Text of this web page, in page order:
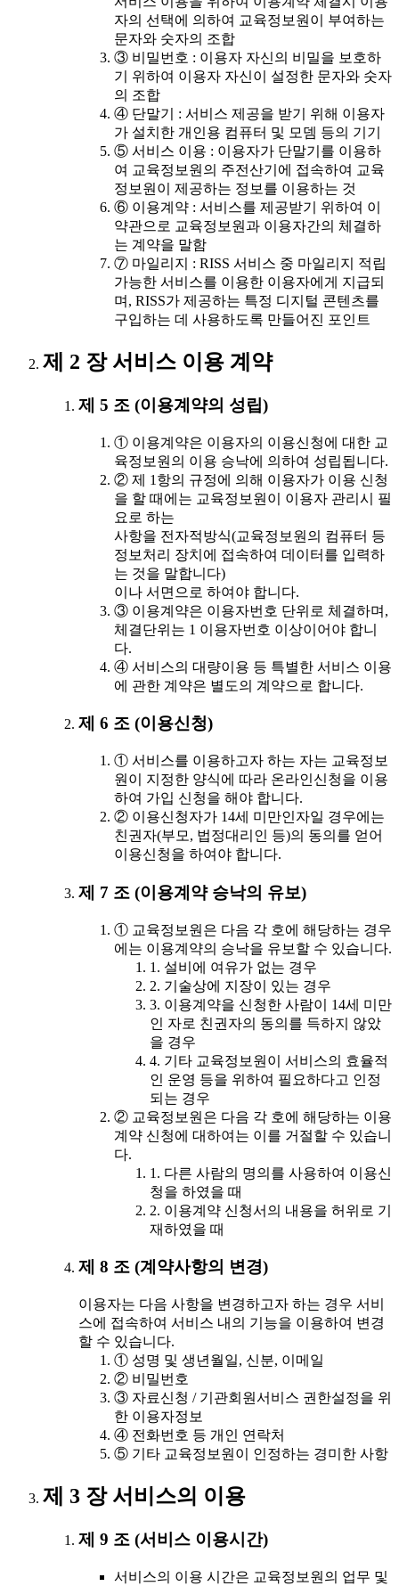
자의 선택에 의하여 교육정보원이 부여하는
문자와 숫자의 조합
③ 비밀번호 : 이용자 자신의 비밀을 보호하
기 위하여 이용자 자신이 설정한 문자와 숫자
의 조합
④ 단말기 : 서비스 제공을 받기 위해 이용자
가 설치한 개인용 컴퓨터 및 모뎀 등의 기기
⑤ 서비스 이용 : 이용자가 단말기를 이용하
여 교육정보원의 주전산기에 접속하여 교육
정보원이 제공하는 정보를 이용하는 것
⑥ 이용계약 : 서비스를 제공받기 위하여 이
약관으로 교육정보원과 이용자간의 체결하
는 계약을 말함
⑦ 마일리지 : RISS 서비스 중 마일리지 적립
가능한 서비스를 이용한 이용자에게 지급되
며, RISS가 제공하는 특정 디지털 콘텐츠를
구입하는 데 사용하도록 만들어진 포인트
제 2 장 서비스 이용 계약
제 5 조 (이용계약의 성립)
① 이용계약은 이용자의 이용신청에 대한 교
육정보원의 이용 승낙에 의하여 성립됩니다.
② 제 1항의 규정에 의해 이용자가 이용 신청
을 할 때에는 교육정보원이 이용자 관리시 필
요로 하는
사항을 전자적방식(교육정보원의 컴퓨터 등
정보처리 장치에 접속하여 데이터를 입력하
는 것을 말합니다)
이나 서면으로 하여야 합니다.
③ 이용계약은 이용자번호 단위로 체결하며,
체결단위는 1 이용자번호 이상이어야 합니
다.
④ 서비스의 대량이용 등 특별한 서비스 이용
에 관한 계약은 별도의 계약으로 합니다.
제 6 조 (이용신청)
① 서비스를 이용하고자 하는 자는 교육정보
원이 지정한 양식에 따라 온라인신청을 이용
하여 가입 신청을 해야 합니다.
② 이용신청자가 14세 미만인자일 경우에는
친권자(부모, 법정대리인 등)의 동의를 얻어
이용신청을 하여야 합니다.
제 7 조 (이용계약 승낙의 유보)
① 교육정보원은 다음 각 호에 해당하는 경우
에는 이용계약의 승낙을 유보할 수 있습니다.
1. 설비에 여유가 없는 경우
2. 기술상에 지장이 있는 경우
3. 이용계약을 신청한 사람이 14세 미만
인 자로 친권자의 동의를 득하지 않았
을 경우
4. 기타 교육정보원이 서비스의 효율적
인 운영 등을 위하여 필요하다고 인정
되는 경우
② 교육정보원은 다음 각 호에 해당하는 이용
계약 신청에 대하여는 이를 거절할 수 있습니
다.
1. 다른 사람의 명의를 사용하여 이용신
청을 하였을 때
2. 이용계약 신청서의 내용을 허위로 기
재하였을 때
제 8 조 (계약사항의 변경)
이용자는 다음 사항을 변경하고자 하는 경우 서비
스에 접속하여 서비스 내의 기능을 이용하여 변경
할 수 있습니다.
① 성명 및 생년월일, 신분, 이메일
② 비밀번호
③ 자료신청 / 기관회원서비스 권한설정을 위
한 이용자정보
④ 전화번호 등 개인 연락처
⑤ 기타 교육정보원이 인정하는 경미한 사항
제 3 장 서비스의 이용
제 9 조 (서비스 이용시간)
서비스의 이용 시간은 교육정보원의 업무 및